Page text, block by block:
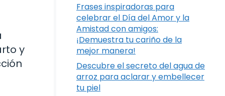
y
Frases inspiradoras para
celebrar el Día del Amor y la
Amistad con amigos:
¡Demuestra tu cariño de la
mejor manera!
Descubre el secreto del agua de
arroz para aclarar y embellecer
tu piel